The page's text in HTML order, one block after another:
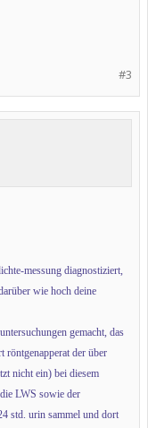
#3
messung diagnostiziert,
wie hoch deine
gemacht, das
röntgenapperat der über
nicht ein) bei diesem
LWS sowie der
std. urin sammel und dort